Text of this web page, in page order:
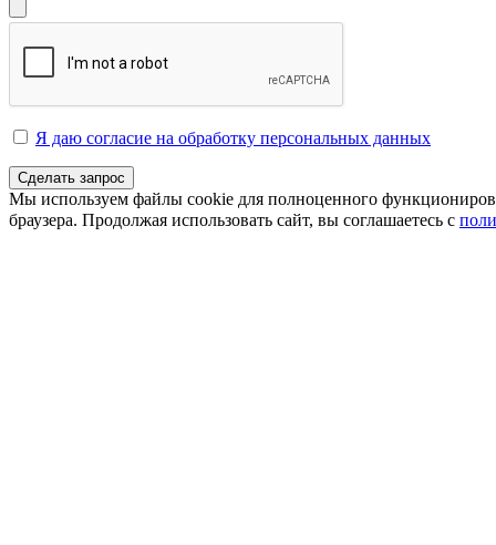
Я даю согласие на обработку персональных данных
Сделать запрос
Мы используем файлы cookie для полноценного
браузера. Продолжая использовать сайт, вы соглашаетесь с